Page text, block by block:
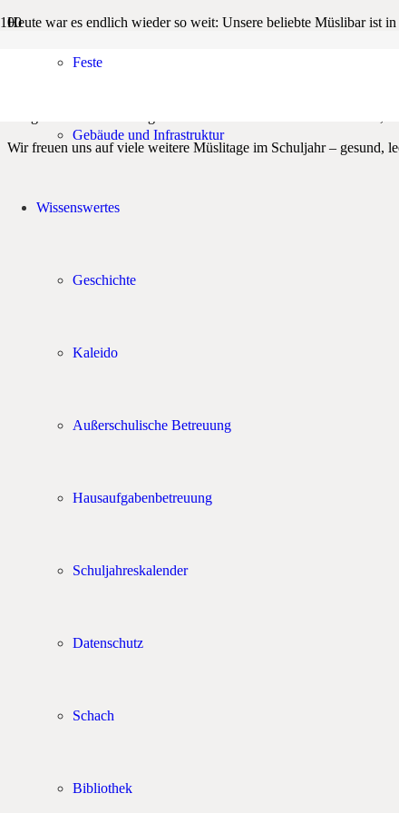
Feste
Gebäude und Infrastruktur
Wissenswertes
Geschichte
Kaleido
Außerschulische Betreuung
Hausaufgabenbetreuung
Schuljahreskalender
Datenschutz
Schach
Bibliothek
Heute war es endlich wieder so weit: Unsere beliebte Müslibar ist
gut geeignet sind und warum ein selbst gemischtes Müsli oft viel
Wir freuen uns auf viele weitere Müslitage im Schuljahr – gesund,